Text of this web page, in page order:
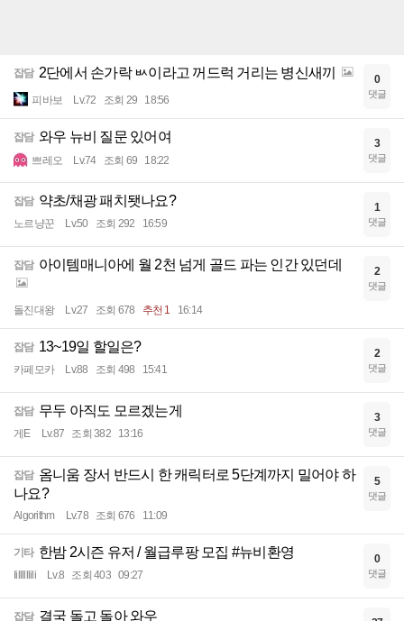
잡담 2단에서 손가락 ㅄ이라고 꺼드럭 거리는 병신새끼
피바보 Lv.72 조회 29 18:56
0
댓글
잡담 와우 뉴비 질문 있어여
쁘레오 Lv.74 조회 69 18:22
3
댓글
잡담 약초/채광 패치됏나요?
노르냥꾼 Lv.50 조회 292 16:59
1
댓글
잡담 아이템매니아에 월 2천 넘게 골드 파는 인간 있던데
돌진대왕 Lv.27 조회 678 추천 1 16:14
2
댓글
잡담 13~19일 할일은?
카페모카 Lv.88 조회 498 15:41
2
댓글
잡담 무두 아직도 모르겠는게
게E Lv.87 조회 382 13:16
3
댓글
잡담 옴니움 장서 반드시 한 캐릭터로 5단계까지 밀어야 하
나요?
Algorithm Lv.78 조회 676 11:09
5
댓글
기타 한밤 2시즌 유저 / 월급루팡 모집 #뉴비환영
Iillllllili Lv.8 조회 403 09:27
0
댓글
잡담 결국 돌고 돌아 와우